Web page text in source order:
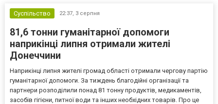
Суспільство 22:37, 3 серпня
81,6 тонни гуманітарної допомоги
наприкінці липня отримали жителі
Донеччини
Наприкінці липня жителі громад області отримали чергову партію
гуманітарної допомоги. За тиждень благодійні організації та
партнери розподілили понад 81 тонну продуктів, медикаментів,
засобів гігієни, питної води та інших необхідних товарів. Про це